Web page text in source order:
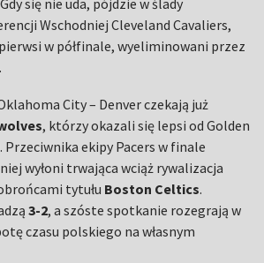
się nie uda, pójdzie w ślady
Wschodniej Cleveland Cavaliers,
w półfinale, wyeliminowani przez
City – Denver czekają już
, którzy okazali się lepsi od Golden
ekipy Pacers w finale
wyłoni trwająca wciąż rywalizacja
tytułu Boston Celtics.
3-2, a szóste spotkanie rozegrają w
czasu polskiego na własnym